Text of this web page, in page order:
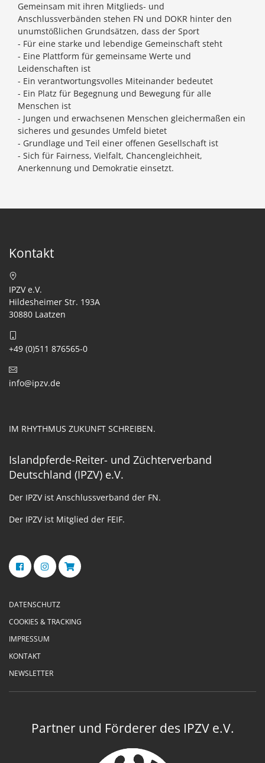
Gemeinsam mit ihren Mitglieds- und
Anschlussverbänden stehen FN und DOKR hinter den
unumstößlichen Grundsätzen, dass der Sport
- Für eine starke und lebendige Gemeinschaft steht
- Eine Plattform für gemeinsame Werte und
Leidenschaften ist
- Ein verantwortungsvolles Miteinander bedeutet
- Ein Platz für Begegnung und Bewegung für alle
Menschen ist
- Jungen und erwachsenen Menschen gleichermaßen ein
sicheres und gesundes Umfeld bietet
- Grundlage und Teil einer offenen Gesellschaft ist
- Sich für Fairness, Vielfalt, Chancengleichheit,
Anerkennung und Demokratie einsetzt.
Kontakt
IPZV e.V.
Hildesheimer Str. 193A
30880 Laatzen
+49 (0)511 876565-0
info@ipzv.de
IM RHYTHMUS ZUKUNFT SCHREIBEN.
Islandpferde-Reiter- und Züchterverband
Deutschland (IPZV) e.V.
Der IPZV ist Anschlussverband der FN.
Der IPZV ist Mitglied der FEIF.
DATENSCHUTZ
COOKIES & TRACKING
IMPRESSUM
KONTAKT
NEWSLETTER
Partner und Förderer des IPZV e.V.